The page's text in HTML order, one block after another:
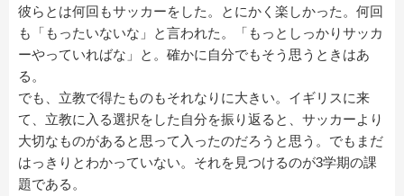
彼らとは何回もサッカーをした。とにかく楽しかった。何回
も「もったいないな」と言われた。「もっとしっかりサッカ
ーやっていればな」と。確かに自分でもそう思うときはあ
る。
でも、立教で得たものもそれなりに大きい。イギリスに来
て、立教に入る選択をした自分を振り返ると、サッカーより
大切なものがあると思って入ったのだろうと思う。でもまだ
はっきりとわかっていない。それを見つけるのが3学期の課
題である。